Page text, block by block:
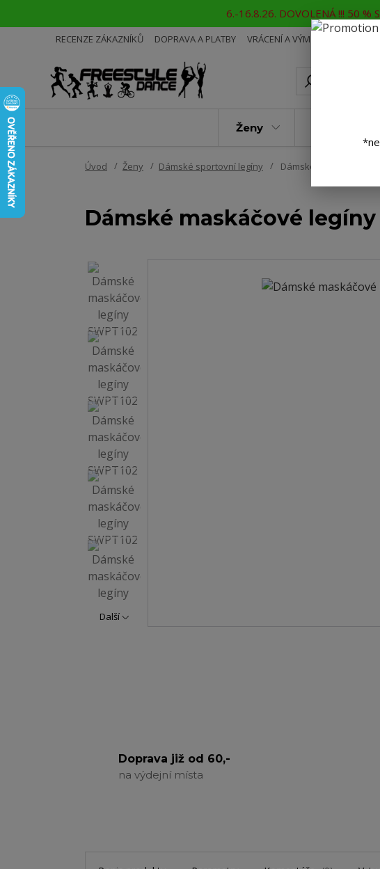
6.-16.8.26. DOVOLENÁ !!! 50 %
RECENZE ZÁKAZNÍKŮ DOPRAVA A PLATBY VRÁCENÍ A VÝMĚNA
Ženy
Úvod Ženy Dámské sportovní legíny Dámské maskáčové
Dámské maskáčové legíny
Další
Doprava již od 60,-
na výdejní místa